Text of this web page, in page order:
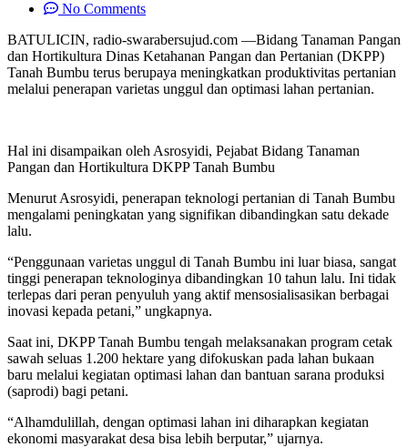
No Comments
BATULICIN, radio-swarabersujud.com —Bidang Tanaman Pangan
dan Hortikultura Dinas Ketahanan Pangan dan Pertanian (DKPP)
Tanah Bumbu terus berupaya meningkatkan produktivitas pertanian
melalui penerapan varietas unggul dan optimasi lahan pertanian.
Hal ini disampaikan oleh Asrosyidi, Pejabat Bidang Tanaman
Pangan dan Hortikultura DKPP Tanah Bumbu
Menurut Asrosyidi, penerapan teknologi pertanian di Tanah Bumbu
mengalami peningkatan yang signifikan dibandingkan satu dekade
lalu.
“Penggunaan varietas unggul di Tanah Bumbu ini luar biasa, sangat
tinggi penerapan teknologinya dibandingkan 10 tahun lalu. Ini tidak
terlepas dari peran penyuluh yang aktif mensosialisasikan berbagai
inovasi kepada petani,” ungkapnya.
Saat ini, DKPP Tanah Bumbu tengah melaksanakan program cetak
sawah seluas 1.200 hektare yang difokuskan pada lahan bukaan
baru melalui kegiatan optimasi lahan dan bantuan sarana produksi
(saprodi) bagi petani.
“Alhamdulillah, dengan optimasi lahan ini diharapkan kegiatan
ekonomi masyarakat desa bisa lebih berputar,” ujarnya.